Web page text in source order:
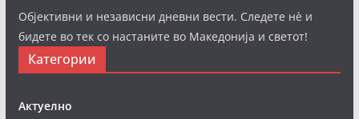
Објективни и независни дневни вести. Следете нè и
бидете во тек со настаните во Македонија и светот!
Категории
Актуелно